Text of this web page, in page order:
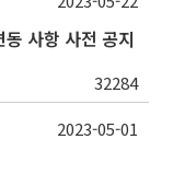
사항 사전 공지
32284
2023-05-01